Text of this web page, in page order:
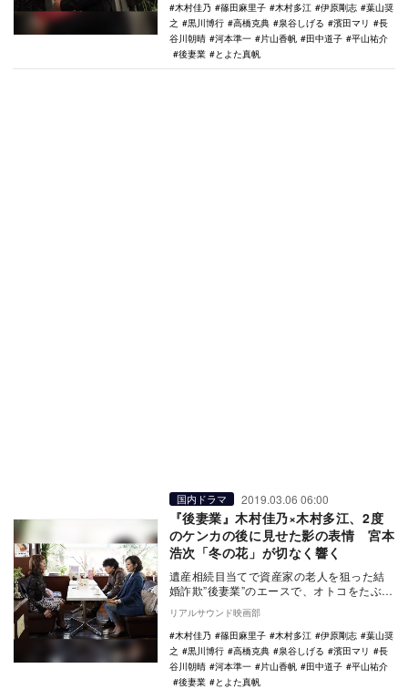
木村佳乃
篠田麻里子 木村多江 伊原剛志
葉山奨
之
黒川博行 高橋克典 泉谷しげる 濱田マリ
長
谷川朝晴
河本準一 片山香帆 田中道子
平山祐介
後妻業
とよた真帆
国内ドラマ 2019.03.06 06:00
『後妻業』木村佳乃×木村多江、2度
のケンカの後に見せた影の表情 宮本
浩次「冬の花」が切なく響く
遺産相続目当てで資産家の老人を狙った結
婚詐欺”後妻業”のエースで、オトコをたぶら
かす天才・武内小夜子（木村佳乃）を主人
公に描いた…
リアルサウンド映画部
木村佳乃
篠田麻里子 木村多江 伊原剛志
葉山奨
之
黒川博行 高橋克典 泉谷しげる 濱田マリ
長
谷川朝晴
河本準一 片山香帆 田中道子
平山祐介
後妻業
とよた真帆